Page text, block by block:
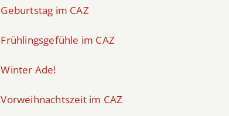
Geburtstag im CAZ
Frühlingsgefühle im CAZ
Winter Ade!
Vorweihnachtszeit im CAZ